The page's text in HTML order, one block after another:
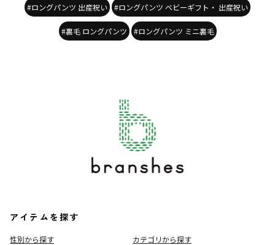
#ロングパンツ 出産祝い #ロングパンツ ベビーギフト・ 出産祝い
#裏毛 ロングパンツ #ロングパンツ ミニ裏毛
アイテムを探す
性別から探す
カテゴリから探す